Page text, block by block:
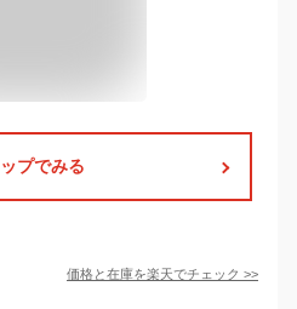
プでみる
価格と在庫を楽天でチェック >>